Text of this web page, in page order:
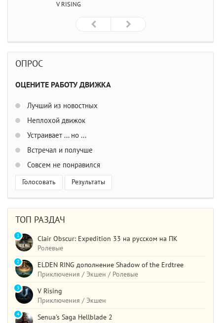
V RISING
ОПРОС
ОЦЕНИТЕ РАБОТУ ДВИЖКА
Лучший из новостных
Неплохой движок
Устраивает ... но ...
Встречал и получше
Совсем не понравился
Голосовать Результаты
ТОП РАЗДАЧ
Clair Obscur: Expedition 33 на русском на ПК
Ролевые
1
ELDEN RING дополнение Shadow of the Erdtree
Приключения / Экшен / Ролевые
2
V Rising
Приключения / Экшен
3
Senua's Saga Hellblade 2
4